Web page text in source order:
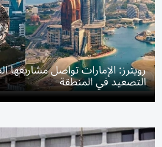
رويترز: الإمارات تواصل
التصعيد في المنطقة